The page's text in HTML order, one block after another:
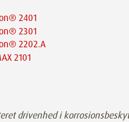
2401
2301
2202.A
2101
drivenhed i